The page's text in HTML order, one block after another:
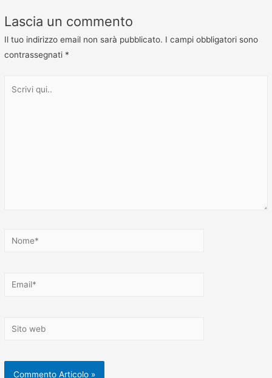
Lascia un commento
Il tuo indirizzo email non sarà pubblicato. I campi obbligatori sono
contrassegnati *